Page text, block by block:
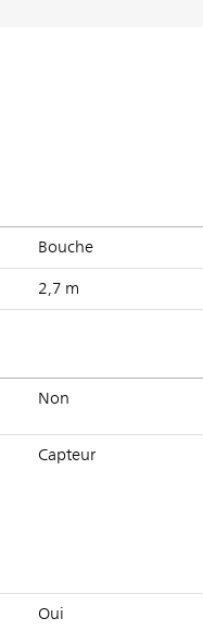
Bouche
2,7 m
Non
Capteur
Oui